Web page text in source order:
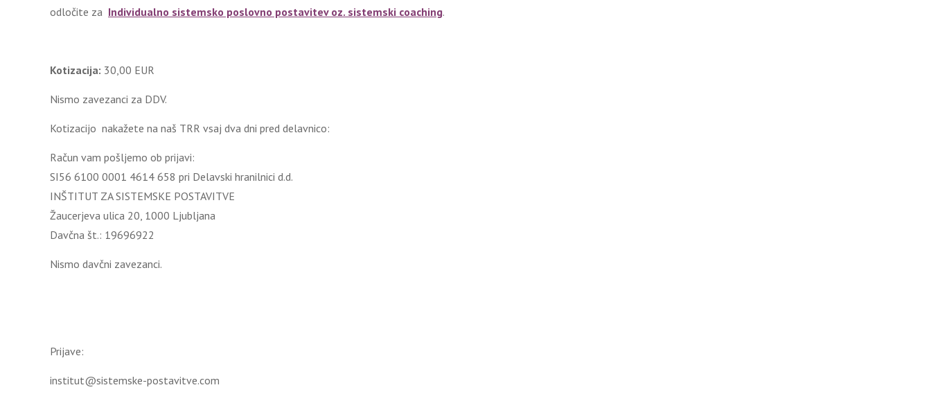
odločite za Individualno sistemsko poslovno postavitev oz. sistemski coaching.
Kotizacija: 30,00 EUR
Nismo zavezanci za DDV.
Kotizacijo nakažete na naš TRR vsaj dva dni pred delavnico:
Račun vam pošljemo ob prijavi:
SI56 6100 0001 4614 658 pri Delavski hranilnici d.d.
INŠTITUT ZA SISTEMSKE POSTAVITVE
Žaucerjeva ulica 20, 1000 Ljubljana
Davčna št.: 19696922
Nismo davčni zavezanci.
Prijave:
institut@sistemske-postavitve.com